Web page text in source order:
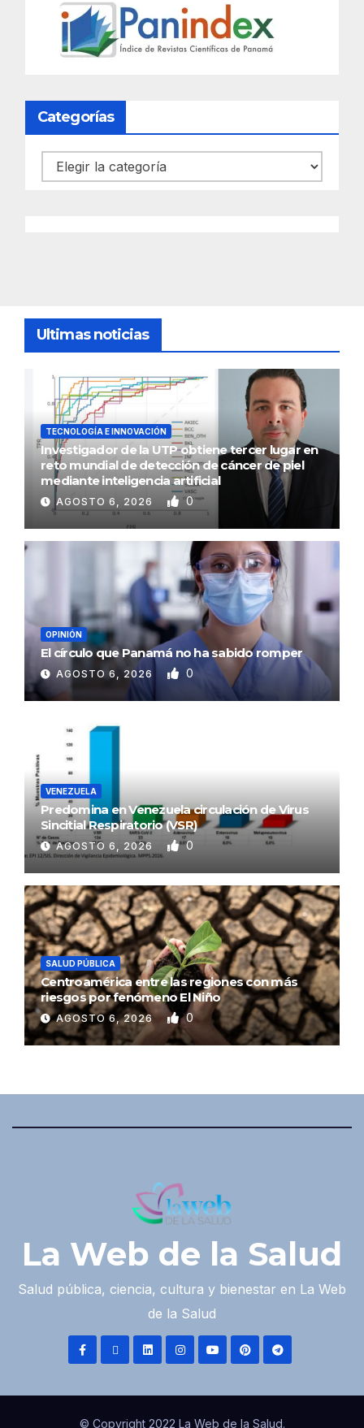
Categorías
Categorías
Ultimas noticias
TECNOLOGÍA E INNOVACIÓN
Investigador de la UTP obtiene tercer lugar en
reto mundial de detección de cáncer de piel
mediante inteligencia artificial
AGOSTO 6, 2026 0
OPINIÓN
El círculo que Panamá no ha sabido romper
AGOSTO 6, 2026 0
VENEZUELA
Predomina en Venezuela circulación de Virus
Sincitial Respiratorio (VSR)
AGOSTO 6, 2026 0
SALUD PÚBLICA
Centroamérica entre las regiones con más
riesgos por fenómeno El Niño
AGOSTO 6, 2026 0
La Web de la Salud
Salud pública, ciencia, cultura y bienestar en La Web
de la Salud
© Copyright 2022 La Web de la Salud.